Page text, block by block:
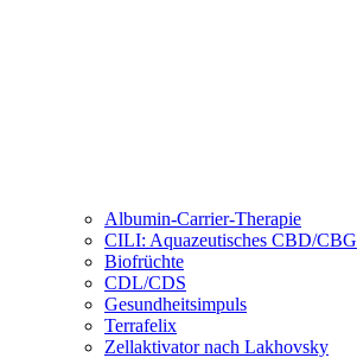
Albumin-Carrier-Therapie
CILI: Aquazeutisches CBD/CBG
Biofrüchte
CDL/CDS
Gesundheitsimpuls
Terrafelix
Zellaktivator nach Lakhovsky